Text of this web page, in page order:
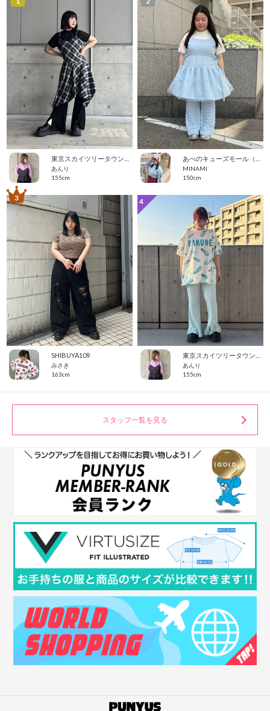
あんり
155cm
MINAMI
150cm
SHIBUYA109
みさき
163cm
3
あんり
155cm
4
スタッフ一覧を見る